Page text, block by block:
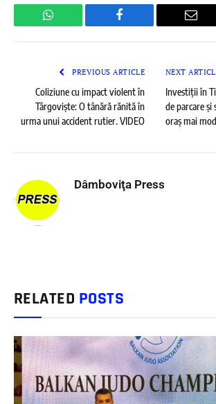
WhatsApp Facebook
PREVIOUS ARTICLE
Coliziune cu impact violent în
Târgoviște: O tânără rănită în
urma unui accident rutier. VIDEO
NEXT
Investiții în
de parcare
oraș mai
Dâmboviţa Press
RELATED POSTS